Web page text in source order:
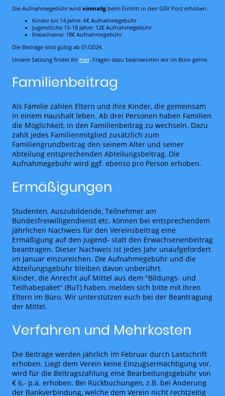
Die Aufnahmegebühr wird einmalig beim Eintritt in den GSV Porz erhoben.
Kinder bis 14 Jahre: 6€ Aufnahmegebühr
Jugendliche 15-18 Jahre: 12€ Aufnahmegebühr
Erwachsene: 18€ Aufnahmegebühr
Die Beiträge sind gültig ab 01/2024.
Unsere Satzung findet ihr hier. Fragen dazu beantworten wir im Büro gerne.
Familienbeitrag
Als Familie zählen Eltern und ihre Kinder, die gemeinsam
in einem Haushalt leben. Ab drei Personen haben Familien
die Möglichkeit, in den Familienbeitrag zu wechseln. Dazu
zahlt jedes Familienmitglied zusätzlich zum
Familiengrundbeitrag den seinem Alter und seiner
Abteilung entsprechenden Abteilungsbeitrag. Die
Aufnahmegebühr wird ggf. ebenso pro Person erhoben.
Ermäßigungen
Studenten, Auszubildende, Teilnehmer am
Bundesfreiwilligendienst etc. können bei entsprechendem
jährlichen Nachweis für den Vereinsbeitrag eine
Ermäßigung auf den Jugend- statt den Erwachsenenbeitrag
beantragen. Dieser Nachweis ist jedes Jahr unaufgefordert
im Januar einzureichen. Die Aufnahmegebühr und die
Abteilungsgebühr bleiben davon unberührt.
Kinder, die Anrecht auf Mittel aus dem "Bildungs- und
Teilhabepaket" (BuT) haben, melden sich bitte mit ihren
Eltern im Büro. Wir unterstützen euch bei der Beantragung
der Mittel.
Verfahren und Mehrkosten
Die Beiträge werden jährlich im Februar durch Lastschrift
erhoben. Liegt dem Verein keine Einzugsermächtigung vor,
wird für die Beitragszahlung eine Bearbeitungsgebühr von
€ 6,- p.a. erhoben. Bei Rückbuchungen, z.B. bei Änderung
der Bankverbindung, welche dem Verein nicht rechtzeitig